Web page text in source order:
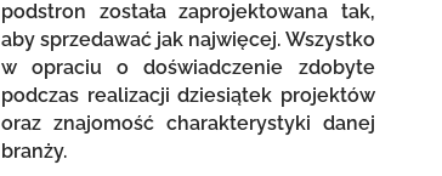
podstron została zaprojektowana tak,
aby sprzedawać jak najwięcej. Wszystko
w opraciu o doświadczenie zdobyte
podczas realizacji dziesiątek projektów
oraz znajomość charakterystyki danej
branży.